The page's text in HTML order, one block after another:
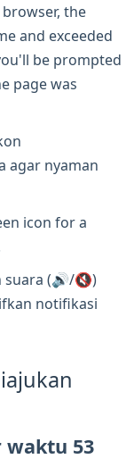
the
and exceeded
be prompted
page was
agar nyaman
icon for a
suara (🔊/🔇)
notifikasi
waktu 53